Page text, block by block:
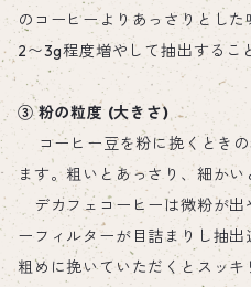
のコーヒーよりあっさりとし
2〜3g程度増やして抽出するこ
③ 粉の粒度 (大きさ)
コーヒー豆を粉に挽くときの
ます。粗いとあっさり、細か
デカフェコーヒーは微粉が出
ーフィルターが目詰まりし抽
粗めに挽いていただくとスッ